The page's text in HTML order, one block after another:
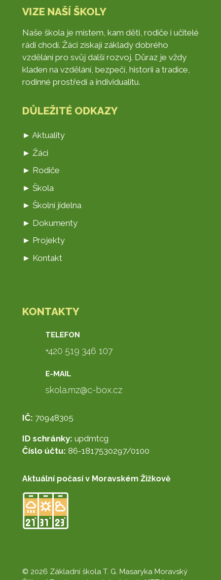
VIZE NAŠÍ ŠKOLY
Naše škola je místem, kam děti, rodiče i učitelé
rádi chodí. Žáci získají základy dobrého
vzdělání pro svůj další rozvoj. Důraz je vždy
kladen na vzdělání, bezpečí, historii a tradice,
rodinné prostředí a individualitu.
DŮLEŽITÉ ODKAZY
► Aktuality
► Žáci
► Rodiče
► Škola
► Školní jídelna
► Dokumenty
► Projekty
► Kontakt
KONTAKTY
TELEFON
+420 519 346 107
E-MAIL
skola.mz@c-box.cz
IČ: 70948305
ID schránky: updmtcg
Číslo účtu: 86-1817530297/0100
Aktuální počasí v Moravském Žižkově
© 2026 Základní škola T. G. Masaryka Moravský